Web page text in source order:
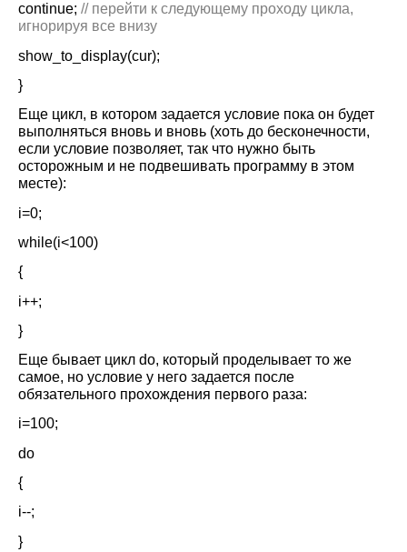
continue; // перейти к следующему проходу цикла,
игнорируя все внизу
show_to_display(cur);
}
Еще цикл, в котором задается условие пока он будет
выполняться вновь и вновь (хоть до бесконечности,
если условие позволяет, так что нужно быть
осторожным и не подвешивать программу в этом
месте):
i=0;
while(i<100)
{
i++;
}
Еще бывает цикл do, который проделывает то же
самое, но условие у него задается после
обязательного прохождения первого раза:
i=100;
do
{
i--;
}